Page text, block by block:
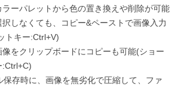
ーパレットから色の置き換えや削除が可能
しなくても、コピー&ペーストで画像入力
トキー:Ctrl+V)
をクリップボードにコピーも可能(ショー
:Ctrl+C)
保存時に、画像を無劣化で圧縮して、ファ